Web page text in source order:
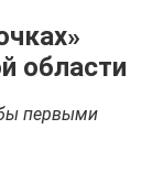
области
первыми